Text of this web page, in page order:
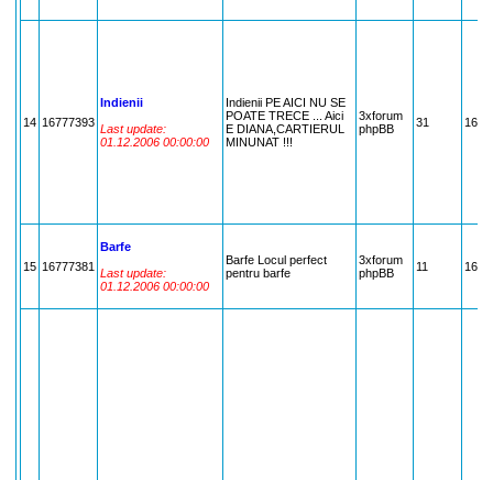
14 16777393
Indienii
Last update:
01.12.2006 00:00:00
Indienii PE AICI NU SE
POATE TRECE ... Aici
E DIANA,CARTIERUL
MINUNAT !!!
3xforum
phpBB
31
15 16777381
Barfe
Last update:
01.12.2006 00:00:00
Barfe Locul perfect
pentru barfe
3xforum
phpBB
11